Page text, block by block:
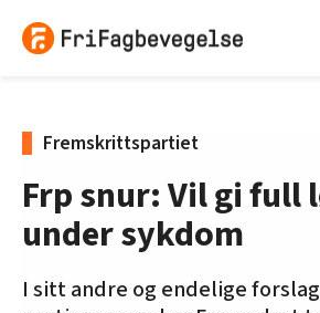
Fremskrittspartiet
Frp snur: Vil gi full
under sykdom
I sitt andre og endelige